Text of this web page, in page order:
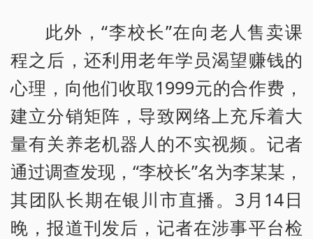
此外，“李校长”在向老人售卖课
程之后，还利用老年学员渴望赚钱的
心理，向他们收取1999元的合作费，
建立分销矩阵，导致网络上充斥着大
量有关养老机器人的不实视频。记者
通过调查发现，“李校长”名为李某某，
其团队长期在银川市直播。3月14日
晚，报道刊发后，记者在涉事平台检